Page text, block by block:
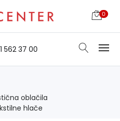
0
562 37 00
oblačila
hlače